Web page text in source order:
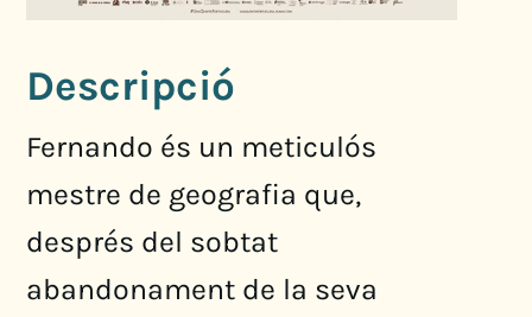
Descripció
Fernando és un meticulós
mestre de geografia que,
després del sobtat
abandonament de la seva